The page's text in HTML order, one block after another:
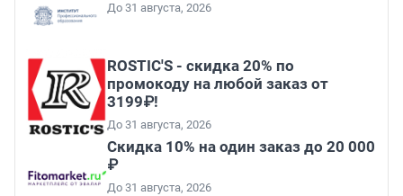
До 31 августа, 2026
ROSTIC'S - скидка 20% по
промокоду на любой заказ от
3199₽!
До 31 августа, 2026
Скидка 10% на один заказ до 20 000
₽
До 31 августа, 2026